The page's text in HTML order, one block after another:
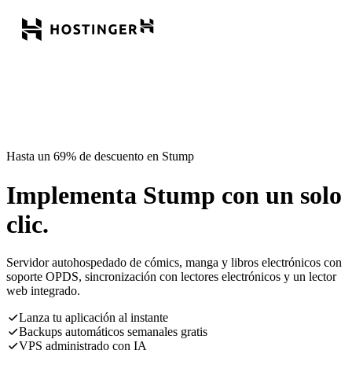
Hasta un 69% de descuento en Stump
Implementa Stump con un solo
clic.
Servidor autohospedado de cómics, manga y libros electrónicos con
soporte OPDS, sincronización con lectores electrónicos y un lector
web integrado.
Lanza tu aplicación al instante
Backups automáticos semanales gratis
VPS administrado con IA